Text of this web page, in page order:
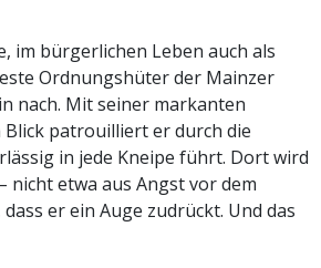
im bürgerlichen Leben auch als
Ordnungshüter der Mainzer
nach. Mit seiner markanten
patrouilliert er durch die
in jede Kneipe führt. Dort wird
nicht etwa aus Angst vor dem
er ein Auge zudrückt. Und das